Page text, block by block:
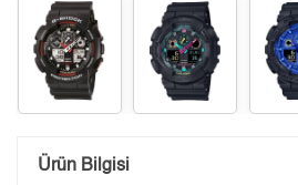
Saatini
Ürün Bilgisi